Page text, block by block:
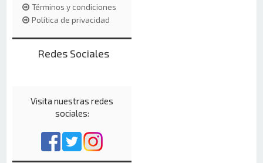
Términos y condiciones
Política de privacidad
Redes Sociales
Visita nuestras redes
sociales: